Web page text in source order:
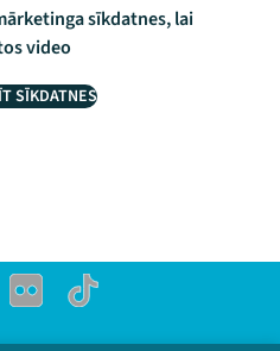
sīkdatnes, lai
video
SĪKDATNES
Flick TikTok